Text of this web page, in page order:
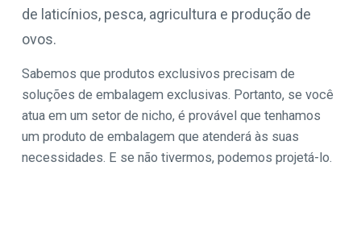
de laticínios, pesca, agricultura e produção de
ovos.
Sabemos que produtos exclusivos precisam de
soluções de embalagem exclusivas. Portanto, se você
atua em um setor de nicho, é provável que tenhamos
um produto de embalagem que atenderá às suas
necessidades. E se não tivermos, podemos projetá-lo.